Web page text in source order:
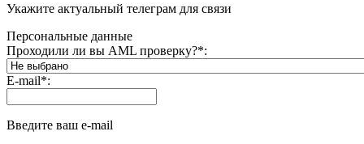
Укажите актуальный телеграм для связи
Персональные данные
Проходили ли вы AML проверку?*:
E-mail*:
Введите ваш e-mail